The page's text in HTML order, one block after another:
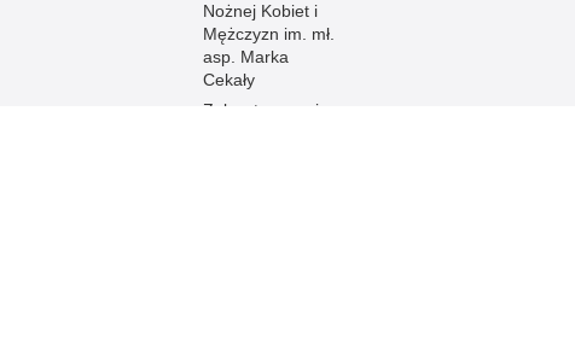
Nożnej Kobiet i
Mężczyzn im. mł.
asp. Marka
Cekały
Zakwaterowanie